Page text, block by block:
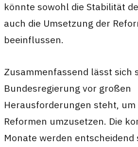
könnte sowohl die Stabilität
auch die Umsetzung der
beeinflussen.
Zusammenfassend lässt sich
Bundesregierung vor großen
Herausforderungen steht,
Reformen umzusetzen. Die
Monate werden entscheidend